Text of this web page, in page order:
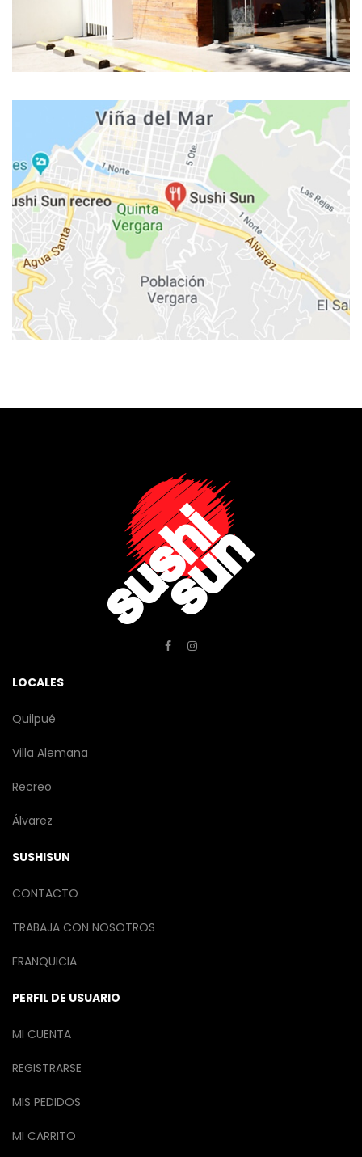
LOCALES
Quilpué
Villa Alemana
Recreo
Álvarez
SUSHISUN
CONTACTO
TRABAJA CON NOSOTROS
FRANQUICIA
PERFIL DE USUARIO
MI CUENTA
REGISTRARSE
MIS PEDIDOS
MI CARRITO